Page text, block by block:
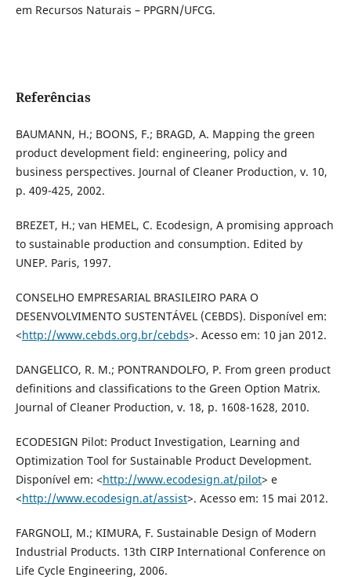
em Recursos Naturais – PPGRN/UFCG.
Referências
BAUMANN, H.; BOONS, F.; BRAGD, A. Mapping the green
product development field: engineering, policy and
business perspectives. Journal of Cleaner Production, v. 10,
p. 409-425, 2002.
BREZET, H.; van HEMEL, C. Ecodesign, A promising approach
to sustainable production and consumption. Edited by
UNEP. Paris, 1997.
CONSELHO EMPRESARIAL BRASILEIRO PARA O
DESENVOLVIMENTO SUSTENTÁVEL (CEBDS). Disponível em:
<http://www.cebds.org.br/cebds>. Acesso em: 10 jan 2012.
DANGELICO, R. M.; PONTRANDOLFO, P. From green product
definitions and classifications to the Green Option Matrix.
Journal of Cleaner Production, v. 18, p. 1608-1628, 2010.
ECODESIGN Pilot: Product Investigation, Learning and
Optimization Tool for Sustainable Product Development.
Disponível em: <http://www.ecodesign.at/pilot> e
<http://www.ecodesign.at/assist>. Acesso em: 15 mai 2012.
FARGNOLI, M.; KIMURA, F. Sustainable Design of Modern
Industrial Products. 13th CIRP International Conference on
Life Cycle Engineering, 2006.